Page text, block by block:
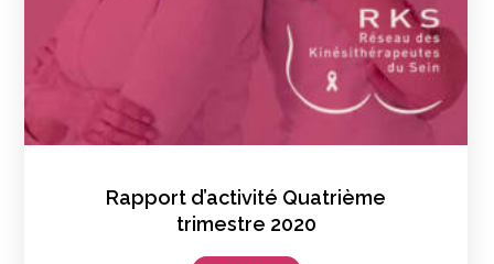
Rapport d’activité Quatrième
trimestre 2020